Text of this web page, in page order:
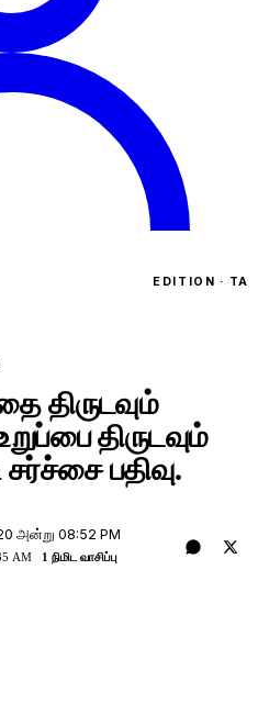
EDITION · TA
திருடவும்
திருடவும்
சர்ச்சை பதிவு.
அன்று 08:52 PM
AM 1 நிமிட வாசிப்பு